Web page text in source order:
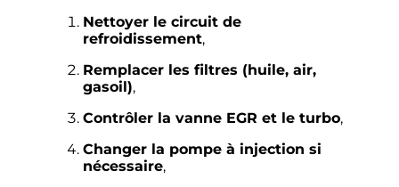
Nettoyer le circuit de
refroidissement,
Remplacer les filtres (huile, air,
gasoil),
Contrôler la vanne EGR et le turbo,
Changer la pompe à injection si
nécessaire,